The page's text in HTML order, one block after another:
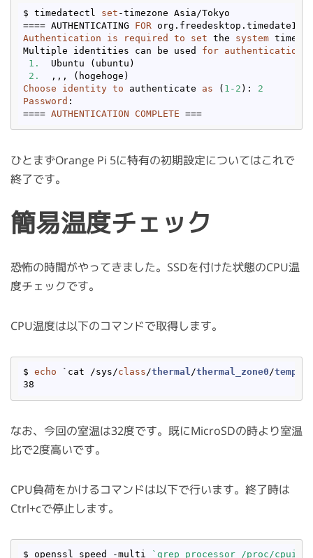
$ timedatectl set -timezone Asia/Tokyo
==== AUTHENTICATING FOR
Authentication
is required to set the system
Multiple identities can be used for authentication
1.
  Ubuntu (ubuntu)
2.
Choose
identity to authenticate as ( 1 -2 ): 2
Password :
==== AUTHENTICATION COMPLETE ===
ひとまずOrange Pi 5に特有の初期設定についてはこれで
終了です。
簡易温度チェック
恐怖の時間がやってきました。SSDを付けた状態のCPU温
度チェックです。
CPU温度は以下のコマンドで取得します。
$ echo `cat /sys/class/thermal/thermal_zone0/temp
なお、今回の室温は32度です。既にMicroSDの時より室温
比で2度高いです。
CPU負荷をかけるコマンドは以下で行います。終了時は
Ctrl+cで停止します。
$ openssl speed -multi `grep processor /proc/